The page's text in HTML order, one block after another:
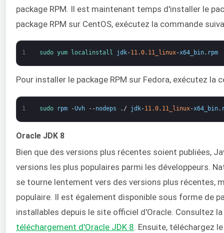
package RPM. Il est maintenant temps d'installer le
package RPM sur CentOS, exécutez la commande
1 sudo yum localinstall jdk-11.0.11_linux-x64_bin. rpm
Pour installer le package RPM sur Fedora, exécutez la
1 sudo rpm -Uvh --nodeps . / jdk-11.0.11_linux-x64_bin.
Oracle JDK 8
Bien que des versions plus récentes soient publiées,
versions les plus populaires parmi les développeurs.
se tourne lentement vers des versions plus récentes,
populaire. Il est également disponible sous forme de
installables depuis le site officiel d'Oracle. Consultez la
téléchargement d'Oracle JDK 8. Ensuite, téléchargez